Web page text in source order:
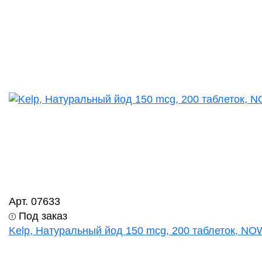
Арт. 07633
Под заказ
Kelp, Натуральный йод 150 mcg, 200 таблеток,